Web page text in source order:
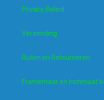
Privacy Beleid
Verzending
Ruilen en Retourneren
Framemaat en Inchmaat